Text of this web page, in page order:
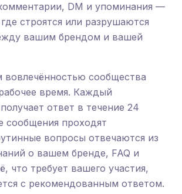
DM и упоминания —
строятся или разрушаются
вашим брендом и вашей
сообщества
время. Каждый
ответ в течение 24
сообщения проходят
вопросы отвечаются из
о вашем бренде, FAQ и
что требует вашего участия,
с рекомендованным ответом.